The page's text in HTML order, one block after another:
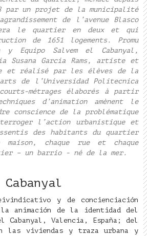
un projet de la municipalité
de l’avenue Blasco
le quartier en deux et qui
de 1651 logements. Promu
Equipo Salvem el Cabanyal,
Susana García Rams, artiste et
et réalisé par les élèves de la
de l’Universidad Politecnica
métrages élaborés à partir
d’animation amènent le
conscience de la problématique
l’action urbanistique et
des habitants du quartier
maison, chaque rue et chaque
– un barrio - né de la mer.
y de concienciación
animación de la identidad del
Cabanyal, Valencia, España; del
las viviendas y traza urbana y